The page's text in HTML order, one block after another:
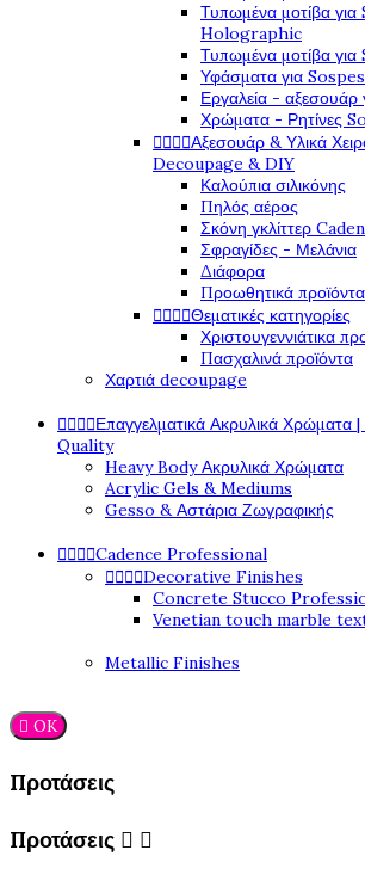
Τυπωμένα μοτίβα
Holographic
Τυπωμένα μοτίβα
Υφάσματα για
Εργαλεία - αξεσουάρ
Χρώματα - Ρητίνες
Αξεσουάρ & Υλικά
Decoupage & DIY
Καλούπια σιλικόνης
Πηλός αέρος
Σκόνη γκλίττερ
Σφραγίδες - Μελάνια
Διάφορα
Προωθητικά προϊόντα
Θεματικές κατηγορίες
Χριστουγεννιάτικα
Πασχαλινά προϊόντα
Χαρτιά decoupage
Επαγγελματικά Ακρυλικά
Quality
Heavy Body Ακρυλικά Χρώματα
Acrylic Gels & Mediums
Gesso & Αστάρια Ζωγραφικής
Cadence Professional
Decorative Finishes
Concrete Stucco
Venetian touch marble
Metallic Finishes
 OK
Προτάσεις
Προτάσεις  